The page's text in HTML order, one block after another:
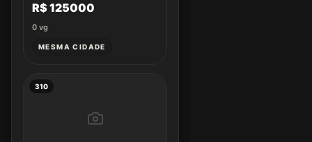
R$ 125000
0 vg
MESMA CIDADE
310